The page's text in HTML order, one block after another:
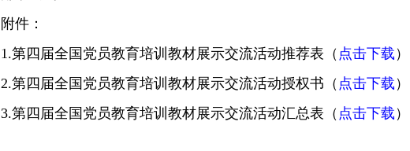
附件：
1.第四届全国党员教育培训教材展示交流活动推荐表（ 点击下载 ）
2.第四届全国党员教育培训教材展示交流活动授权书（ 点击下载 ）
3.第四届全国党员教育培训教材展示交流活动汇总表（ 点击下载 ）